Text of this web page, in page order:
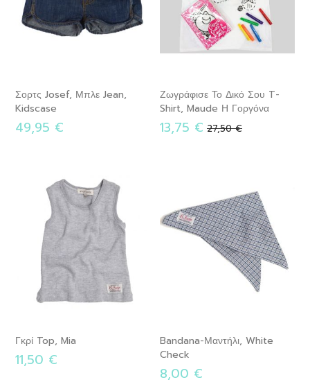
Σορτς Josef, Μπλε Jean,
Kidscase
49,95 €
Ζωγράφισε Το Δικό Σου T-
Shirt, Maude Η Γοργόνα
Ειδική
Τιμή
13,75 € Κανονική
27,50 €
Γκρί Top, Mia
11,50 €
Bandana-Μαντήλι, White
Check
8,00 €